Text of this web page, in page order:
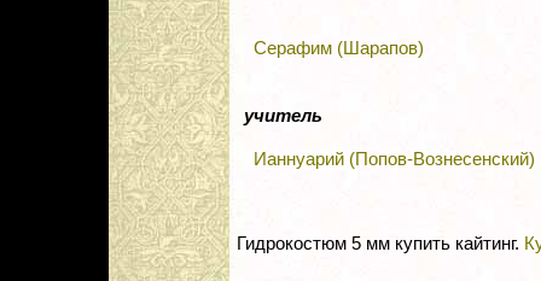
Серафим (Шарапов)
учитель
Ианнуарий (Попов-Вознесенский)
Гидрокостюм 5 мм купить кайтинг.